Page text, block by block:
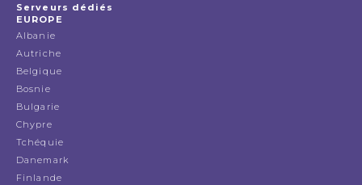
Serveurs dédiés
EUROPE
Albanie
Autriche
Belgique
Bosnie
Bulgarie
Chypre
Tchéquie
Danemark
Finlande